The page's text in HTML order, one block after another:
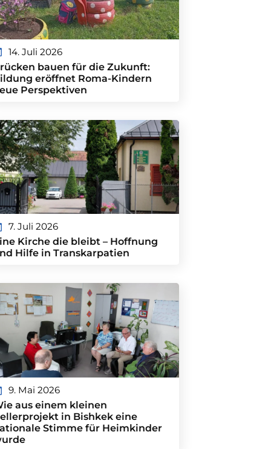
14. Juli 2026
bauen für die Zukunft:
eröffnet Roma-Kindern
Perspektiven
7. Juli 2026
Kirche die bleibt – Hoffnung
Hilfe in Transkarpatien
9. Mai 2026
aus einem kleinen
in Bishkek eine
Stimme für Heimkinder